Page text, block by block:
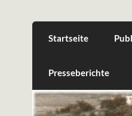
Startseite
Presseberichte